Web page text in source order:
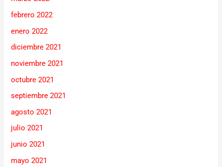
febrero 2022
enero 2022
diciembre 2021
noviembre 2021
octubre 2021
septiembre 2021
agosto 2021
julio 2021
junio 2021
mayo 2021